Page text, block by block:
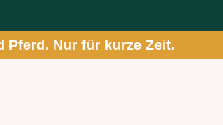
Pferd. Nur für kurze Zeit.